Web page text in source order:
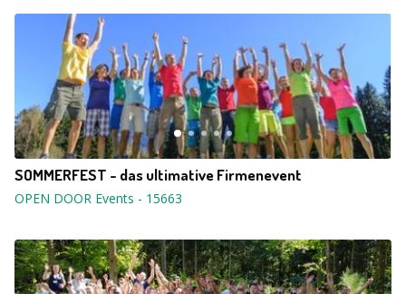
SOMMERFEST - das ultimative Firmenevent
OPEN DOOR Events - 15663